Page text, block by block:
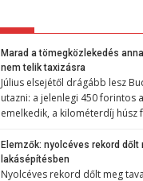
Marad a tömegközlekedés
nem telik taxizásra
Július elsejétől drágább lesz
utazni: a jelenlegi 450 forintos
emelkedik, a kilométerdíj húsz
Elemzők: nyolcéves rekord dőlt
lakásépítésben
Nyolcéves rekord dőlt meg